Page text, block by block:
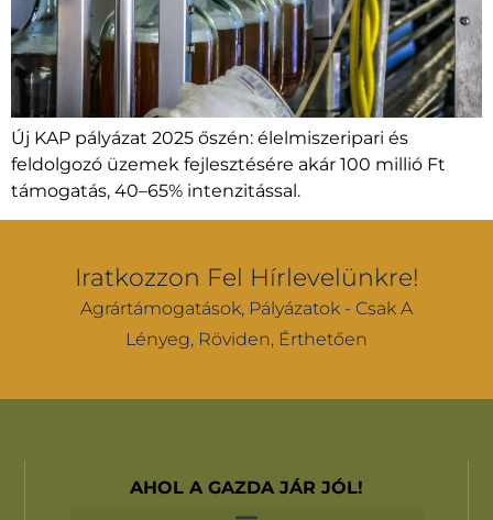
Új KAP pályázat 2025 őszén: élelmiszeripari és
feldolgozó üzemek fejlesztésére akár 100 millió Ft
támogatás, 40–65% intenzitással.
Iratkozzon Fel Hírlevelünkre!
Agrártámogatások, Pályázatok - Csak A
Lényeg, Röviden, Érthetően
AHOL A GAZDA JÁR JÓL!